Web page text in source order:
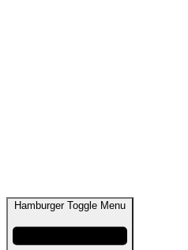
Hamburger Toggle Menu